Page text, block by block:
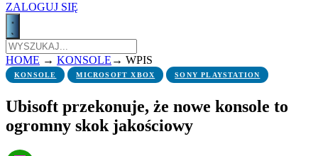
ZALOGUJ SIĘ
HOME → KONSOLE → WPIS
KONSOLE MICROSOFT XBOX SONY PLAYSTATION
Ubisoft przekonuje, że nowe konsole to
ogromny skok jakościowy